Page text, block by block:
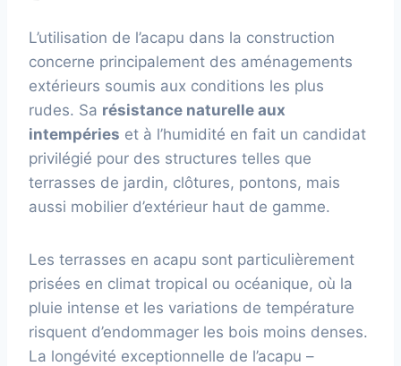
L’utilisation de l’acapu dans la construction
concerne principalement des aménagements
extérieurs soumis aux conditions les plus
rudes. Sa résistance naturelle aux
intempéries et à l’humidité en fait un candidat
privilégié pour des structures telles que
terrasses de jardin, clôtures, pontons, mais
aussi mobilier d’extérieur haut de gamme.
Les terrasses en acapu sont particulièrement
prisées en climat tropical ou océanique, où la
pluie intense et les variations de température
risquent d’endommager les bois moins denses.
La longévité exceptionnelle de l’acapu –